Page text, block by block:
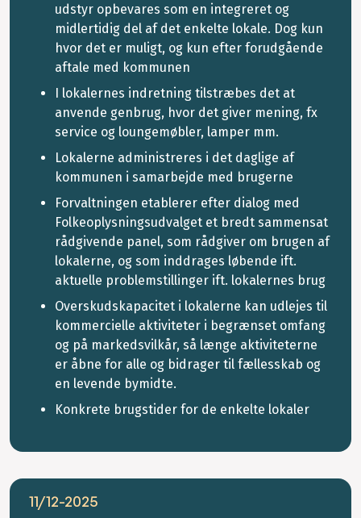
udstyr opbevares som en integreret og
midlertidig del af det enkelte lokale. Dog kun
hvor det er muligt, og kun efter forudgående
aftale med kommunen
I lokalernes indretning tilstræbes det at
anvende genbrug, hvor det giver mening, fx
service og loungemøbler, lamper mm.
Lokalerne administreres i det daglige af
kommunen i samarbejde med brugerne
Forvaltningen etablerer efter dialog med
Folkeoplysningsudvalget et bredt sammensat
rådgivende panel, som rådgiver om brugen af
lokalerne, og som inddrages løbende ift.
aktuelle problemstillinger ift. lokalernes brug
Overskudskapacitet i lokalerne kan udlejes til
kommercielle aktiviteter i begrænset omfang
og på markedsvilkår, så længe aktiviteterne
er åbne for alle og bidrager til fællesskab og
en levende bymidte.
Konkrete brugstider for de enkelte lokaler
11/12-2025